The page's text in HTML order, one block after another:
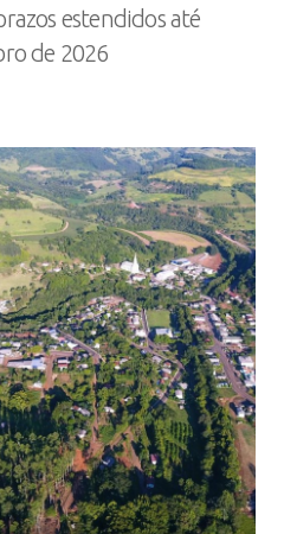
estendidos até
de 2026